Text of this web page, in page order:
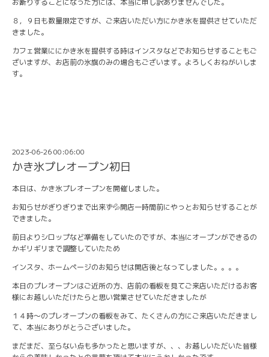
お断りすることになった方には、本当に申し訳ありませんでした。
８，９日も数量限定ですが、ご来店いただい方にかき氷を提供させていただ
きました。
カフェ営業ににかき氷を提供する時はインスタなどでお知らせすることもご
ざいますが、お店前の氷旗のみの場合もございます。よろしくおねがいしま
す。
2023-06-26 00:06:00
かき氷プレオープン初日
本日は、かき氷プレオープンを開催しました。
お知らせがぎりぎりまで出来ず💦開店一時間前にやっとお知らせすることが
できました。
前日よりシロップなど準備をしていたのですが、本当にオープンができるの
かギリギリまで調整していたため
インスタ、ホームページのお知らせは開店後となってしました。。。。
本日のプレオープンはご近所の方、店前の看板を見てご来店いただけるお客
様にお越しいただけたらと思い営業させていただきましたが
１４時～のプレオープンの看板をみて、たくさんの方にご来店いただきまし
て、本当にありがとうございました。
まだまだ、至らない点も多かったと思いますが、、、お越しいただいた皆様